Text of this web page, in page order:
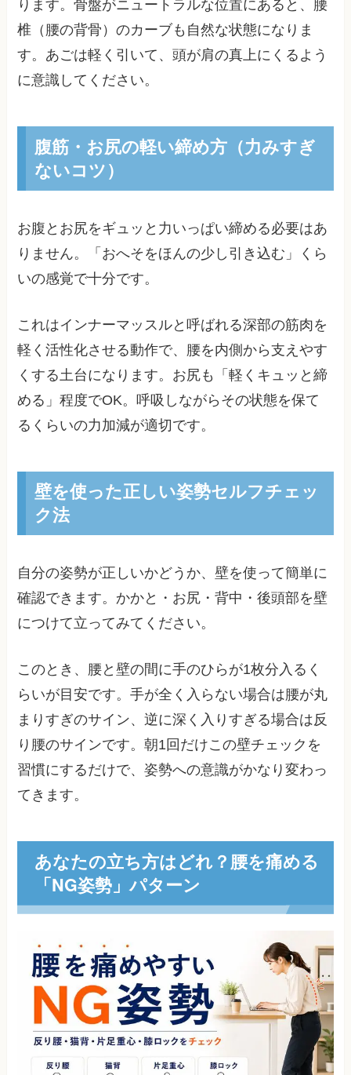
ります。骨盤がニュートラルな位置にあると、腰
椎（腰の背骨）のカーブも自然な状態になりま
す。あごは軽く引いて、頭が肩の真上にくるよう
に意識してください。
腹筋・お尻の軽い締め方（力みすぎ
ないコツ）
お腹とお尻をギュッと力いっぱい締める必要はあ
りません。「おへそをほんの少し引き込む」くら
いの感覚で十分です。
これはインナーマッスルと呼ばれる深部の筋肉を
軽く活性化させる動作で、腰を内側から支えやす
くする土台になります。お尻も「軽くキュッと締
める」程度でOK。呼吸しながらその状態を保て
るくらいの力加減が適切です。
壁を使った正しい姿勢セルフチェッ
ク法
自分の姿勢が正しいかどうか、壁を使って簡単に
確認できます。かかと・お尻・背中・後頭部を壁
につけて立ってみてください。
このとき、腰と壁の間に手のひらが1枚分入るく
らいが目安です。手が全く入らない場合は腰が丸
まりすぎのサイン、逆に深く入りすぎる場合は反
り腰のサインです。朝1回だけこの壁チェックを
習慣にするだけで、姿勢への意識がかなり変わっ
てきます。
あなたの立ち方はどれ？腰を痛める
「NG姿勢」パターン